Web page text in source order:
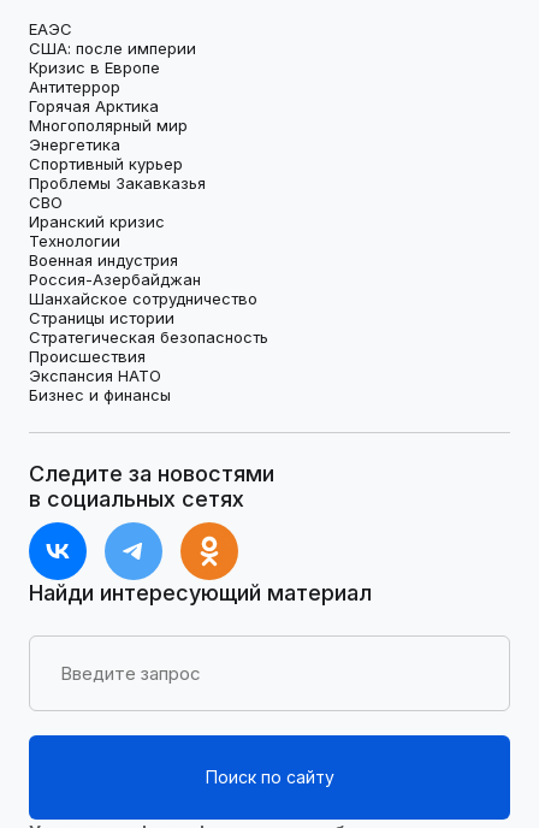
ЕАЭС
США: после империи
Кризис в Европе
Антитеррор
Горячая Арктика
Многополярный мир
Энергетика
Спортивный курьер
Проблемы Закавказья
СВО
Иранский кризис
Технологии
Военная индустрия
Россия-Азербайджан
Шанхайское сотрудничество
Страницы истории
Стратегическая безопасность
Происшествия
Экспансия НАТО
Бизнес и финансы
Следите за новостями
в социальных сетях
Найди интересующий материал
Поиск по сайту